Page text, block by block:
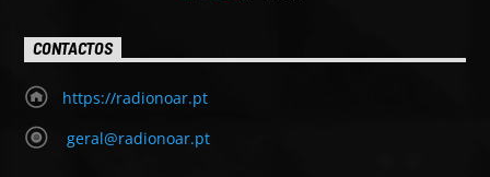
CONTACTOS
https://radionoar.pt
geral@radionoar.pt